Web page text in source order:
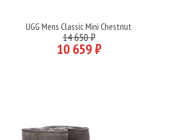
Подробнее
UGG Mens Classic Mini Chestnut
14 650 ₽
10 659 ₽